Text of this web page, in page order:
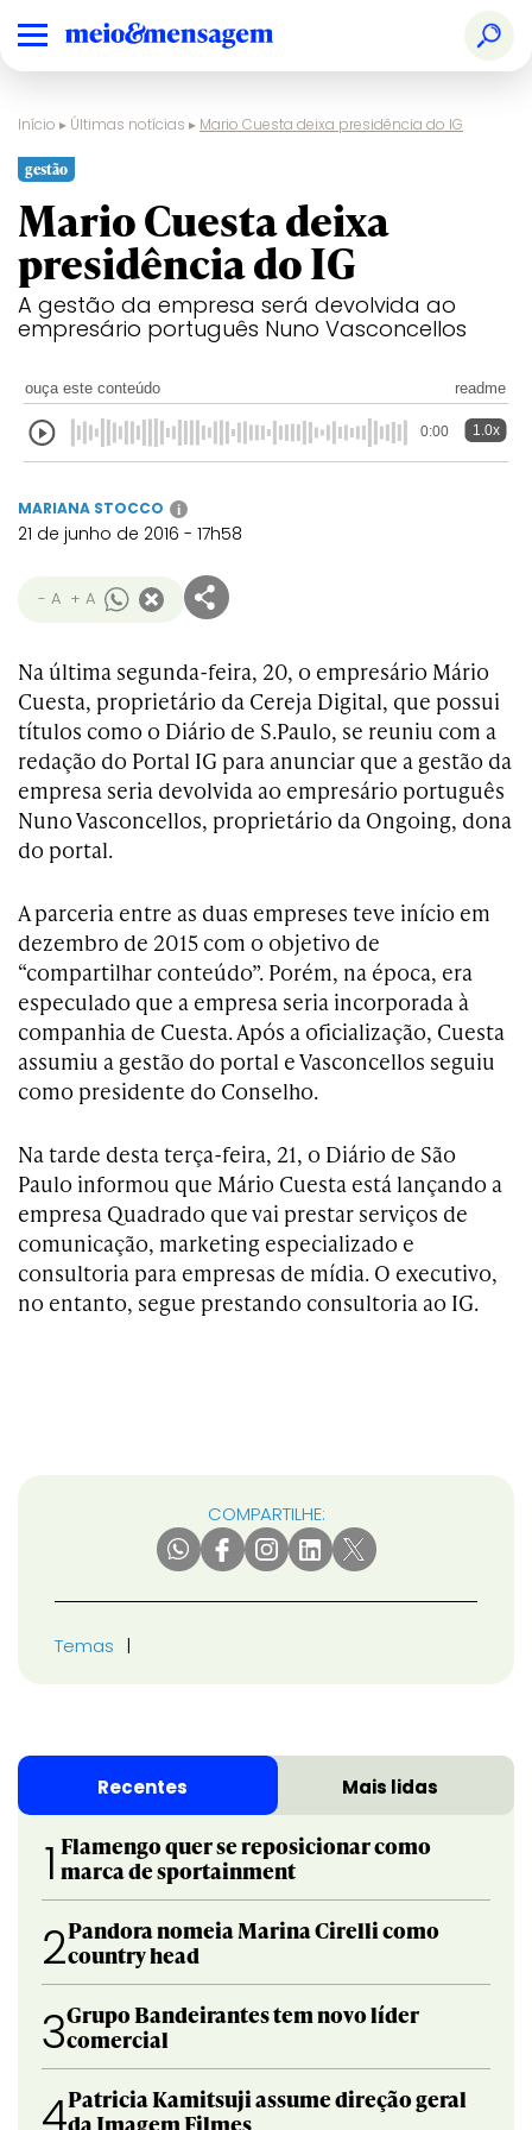
Início ▸ Últimas notícias ▸ Mario Cuesta deixa presidência do IG
gestão
Mario Cuesta deixa
presidência do IG
A gestão da empresa será devolvida ao
empresário português Nuno Vasconcellos
ouça este conteúdo readme
0:00 1.0x
MARIANA STOCCO i
21 de junho de 2016 - 17h58
- A + A
Na última segunda-feira, 20, o empresário Mário
Cuesta, proprietário da Cereja Digital, que possui
títulos como o Diário de S.Paulo, se reuniu com a
redação do Portal IG para anunciar que a gestão da
empresa seria devolvida ao empresário português
Nuno Vasconcellos, proprietário da Ongoing, dona
do portal.
A parceria entre as duas empreses teve início em
dezembro de 2015 com o objetivo de
“compartilhar conteúdo”. Porém, na época, era
especulado que a empresa seria incorporada à
companhia de Cuesta. Após a oficialização, Cuesta
assumiu a gestão do portal e Vasconcellos seguiu
como presidente do Conselho.
Na tarde desta terça-feira, 21, o Diário de São
Paulo informou que Mário Cuesta está lançando a
empresa Quadrado que vai prestar serviços de
comunicação, marketing especializado e
consultoria para empresas de mídia. O executivo,
no entanto, segue prestando consultoria ao IG.
COMPARTILHE:
Temas
Recentes Mais lidas
1 Flamengo quer se reposicionar como
marca de sportainment
2Pandora nomeia Marina Cirelli como
country head
3Grupo Bandeirantes tem novo líder
comercial
4Patricia Kamitsuji assume direção geral
da Imagem Filmes